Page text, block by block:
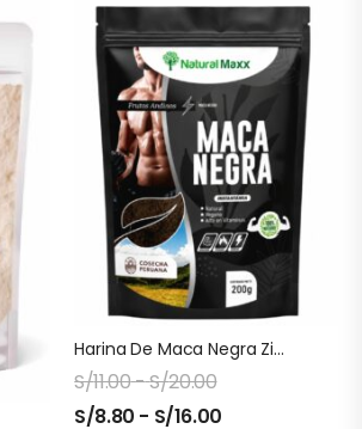
Harina De Maca Negra Ziplock Naturalmaxx
S/11.00-S/20.00
S/8.80 - S/16.00